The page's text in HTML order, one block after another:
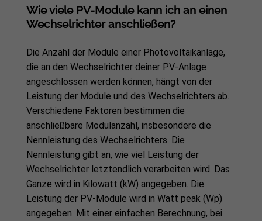
Wie viele PV-Module kann ich an einen
Wechselrichter anschließen?
Die Anzahl der Module einer Photovoltaikanlage,
die an den Wechselrichter deiner PV-Anlage
angeschlossen werden können, hängt von der
Leistung der Module und des Wechselrichters ab.
Verschiedene Faktoren bestimmen die
anschließbare Modulanzahl, insbesondere die
Nennleistung des Wechselrichters. Die
Nennleistung gibt an, wie viel Leistung der
Wechselrichter letztendlich verarbeiten wird. Das
Ganze wird in Kilowatt (kW) angegeben. Die
Leistung der PV-Module wird in Watt peak (Wp)
angegeben. Mit einer einfachen Berechnung, bei